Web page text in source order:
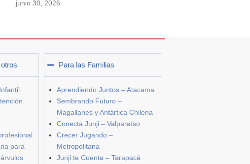
junio 30, 2026
para
Para las Familias
Aprendiendo Juntos – Atacama
Sembrando Futuro –
Magallanes y Antártica Chilena
Conecta Junji – Valparaíso
Crecer Jugando –
Metropolitana
Junji te Cuenta – Tarapacá